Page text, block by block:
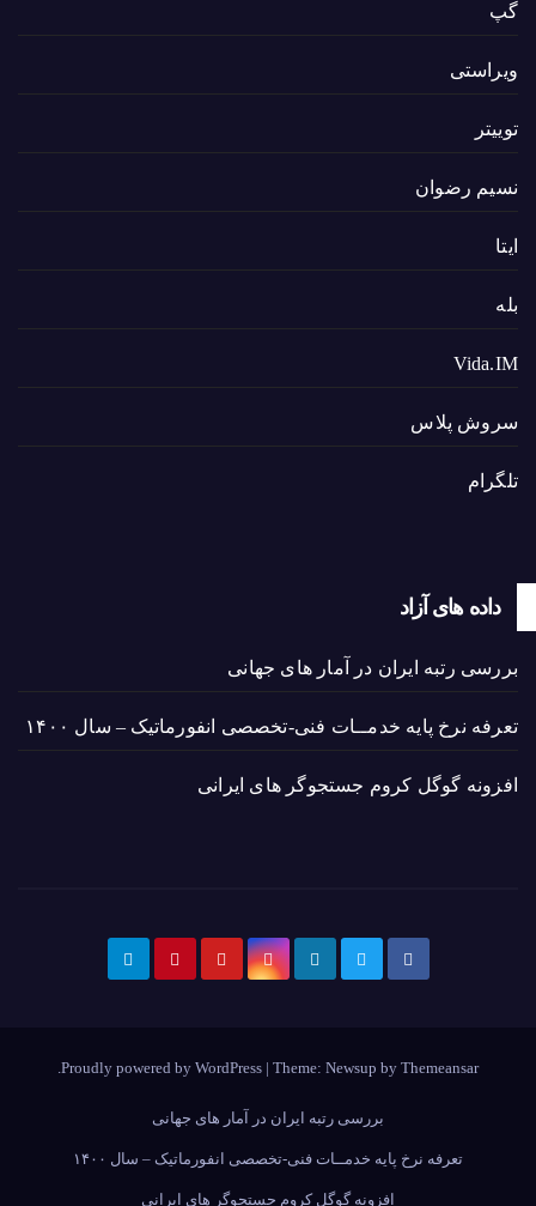
گپ
ویراستی
توییتر
نسیم رضوان
ایتا
بله
Vida.IM
سروش پلاس
تلگرام
داده های آزاد
بررسی رتبه ایران در آمار های جهانی
تعرفه نرخ پایه خدمــات فنی-تخصصی انفورماتیک – سال ۱۴۰۰
افزونه گوگل کروم جستجوگر های ایرانی
Proudly powered by WordPress | Theme: Newsup by Themeansar
.
بررسی رتبه ایران در آمار های جهانی
تعرفه نرخ پایه خدمــات فنی-تخصصی انفورماتیک – سال ۱۴۰۰
افزونه گوگل کروم جستجوگر های ایرانی